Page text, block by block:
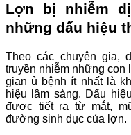
Lợn bị nhiễm
những dấu hiệu
Theo các chuyên gia,
truyền nhiễm những con
gian ủ bệnh ít nhất là
hiệu lâm sàng. Dấu
được tiết ra từ mắt,
đường sinh dục của lợn.